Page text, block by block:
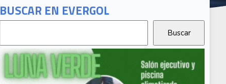
BUSCAR EN EVERGOL